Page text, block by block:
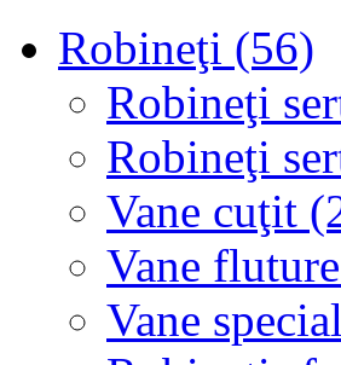
Robineţi (56)
Robineţi
Robineţi
Vane cuţit
Vane
Vane